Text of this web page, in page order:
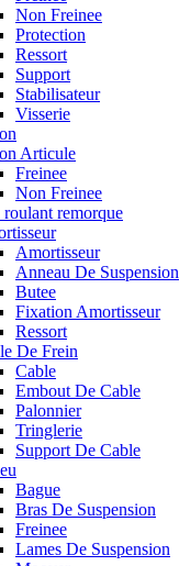
Non Freinee
Protection
Ressort
Support
Stabilisateur
Visserie
Articule
Freinee
Non Freinee
roulant remorque
Amortisseur
Anneau De Suspension
Butee
Fixation Amortisseur
Ressort
De Frein
Cable
Embout De Cable
Palonnier
Tringlerie
Support De Cable
Bague
Bras De Suspension
Freinee
Lames De Suspension